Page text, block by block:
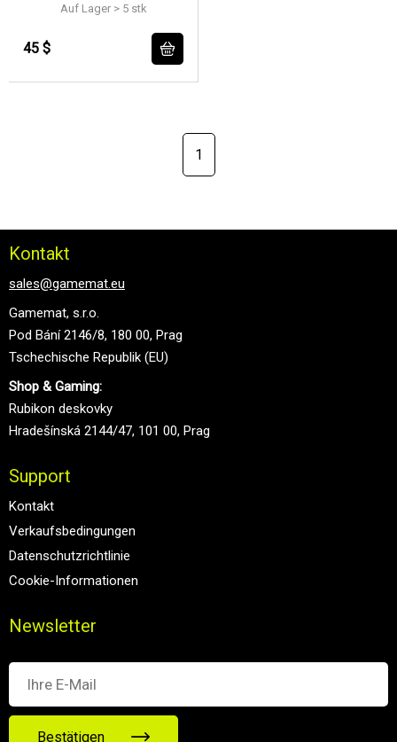
Auf Lager > 5 stk
45 $
1
Kontakt
sales@gamemat.eu
Gamemat, s.r.o.
Pod Bání 2146/8, 180 00, Prag
Tschechische Republik (EU)
Shop & Gaming:
Rubikon deskovky
Hradešínská 2144/47, 101 00, Prag
Support
Kontakt
Verkaufsbedingungen
Datenschutzrichtlinie
Cookie-Informationen
Newsletter
Bestätigen